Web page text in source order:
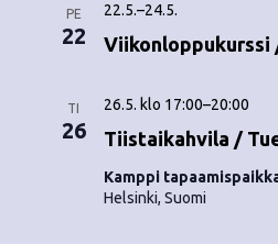
PE
22 Viikonloppukurssi
22.5.–24.5.
TI
26 Tiistaikahvila /
26.5. klo 17:00–20:00
Kamppi
Helsinki, Suomi